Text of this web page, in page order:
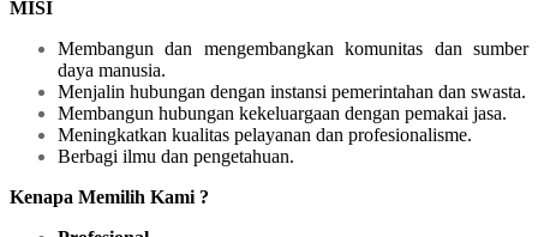
MISI
Membangun dan mengembangkan komunitas dan sumber
daya manusia.
Menjalin hubungan dengan instansi pemerintahan dan swasta.
Membangun hubungan kekeluargaan dengan pemakai jasa.
Meningkatkan kualitas pelayanan dan profesionalisme.
Berbagi ilmu dan pengetahuan.
Kenapa Memilih Kami ?